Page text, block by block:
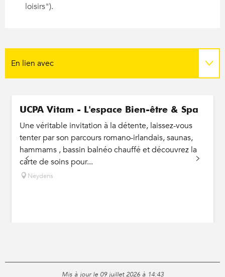
loisirs").
En lien avec
UCPA Vitam - L'espace Bien-être & Spa
Une véritable invitation à la détente, laissez-vous
tenter par son parcours romano-irlandais, saunas,
hammams , bassin balnéo chauffé et découvrez la
carte de soins pour...
Neydens
Réservable
Mis à jour le 09 juillet 2026 à 14:43